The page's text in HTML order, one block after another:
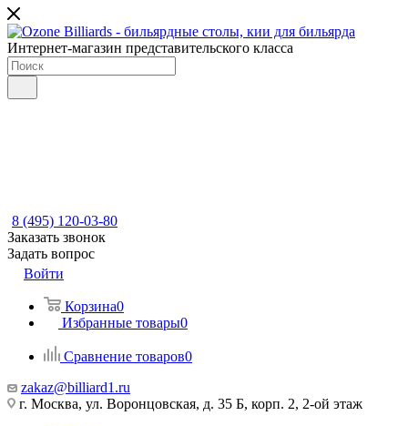
Интернет-магазин представительского класса
8 (495) 120-03-80
Заказать звонок
Задать вопрос
Войти
Корзина0
Избранные товары0
Сравнение товаров0
zakaz@billiard1.ru
г. Москва, ул. Воронцовская, д. 35 Б, корп. 2, 2-ой этаж